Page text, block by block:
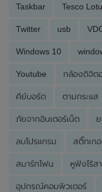
Taskbar Tesco
Twitter usb
Windows 10
Youtube กล้องดิจิต
คีย์บอร์ด ตามกระแส
ภัยจากอินเตอร์เน็ต ย
ลบโปรแกรม สติ๊กเก
สมาร์ทโฟน หูฟังไร้ส
อุปกรณ์คอมพิวเตอร์